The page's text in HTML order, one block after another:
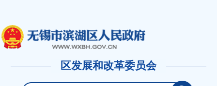
区发展和改革委员会